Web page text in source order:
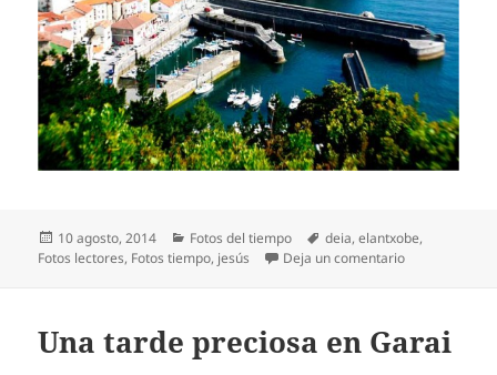
Publicado
el
10 agosto, 2014 Categorías
Fotos del tiempo Etiquetas
deia,elantxobe,
Fotos lectores, Fotos tiempo, jesús Deja un comentarioen Bonito día
Una tarde preciosa en Garai